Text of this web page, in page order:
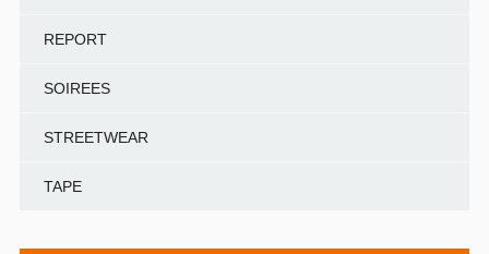
REPORT
SOIREES
STREETWEAR
TAPE